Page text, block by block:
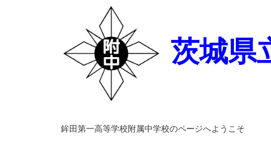
茨城県
鉾田第一高等学校附属中学校のページへようこそ